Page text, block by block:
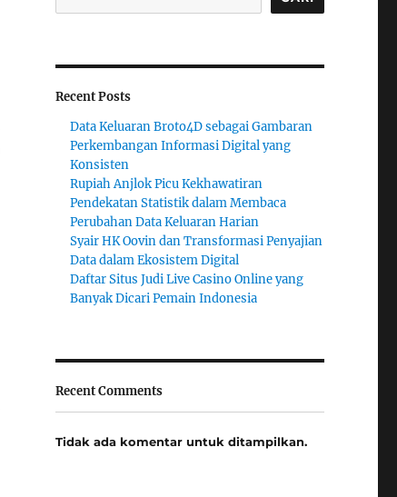
Recent Posts
Data Keluaran Broto4D sebagai Gambaran
Perkembangan Informasi Digital yang
Konsisten
Rupiah Anjlok Picu Kekhawatiran
Pendekatan Statistik dalam Membaca
Perubahan Data Keluaran Harian
Syair HK Oovin dan Transformasi Penyajian
Data dalam Ekosistem Digital
Daftar Situs Judi Live Casino Online yang
Banyak Dicari Pemain Indonesia
Recent Comments
Tidak ada komentar untuk ditampilkan.